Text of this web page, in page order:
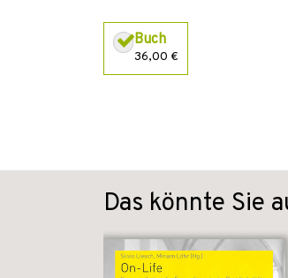
Buch
36,00 €
Das könnte Sie